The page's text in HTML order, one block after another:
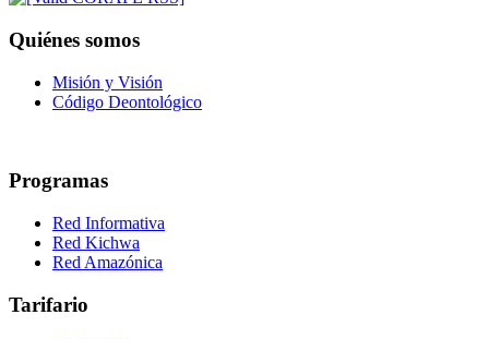
Quiénes somos
Misión y Visión
Código Deontológico
Programas
Red Informativa
Red Kichwa
Red Amazónica
Tarifario